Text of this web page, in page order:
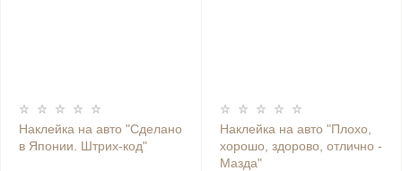
Наклейка на авто "Сделано
в Японии. Штрих-код"
Наклейка на авто "Плохо,
хорошо, здорово, отлично -
Мазда"